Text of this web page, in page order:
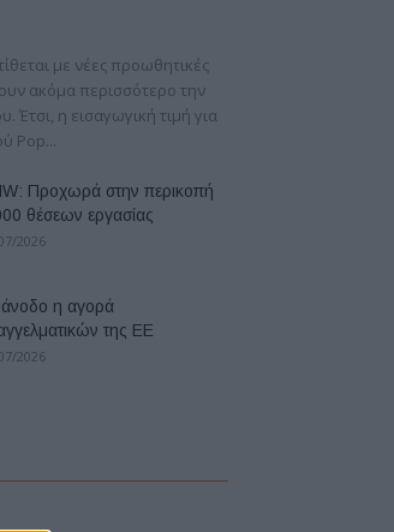
με νέες προωθητικές
ακόμα περισσότερο την
Έτσι, η εισαγωγική τιμή για
Pop...
Προχωρά στην περικοπή
θέσεων εργασίας
2026
η αγορά
της ΕΕ
2026